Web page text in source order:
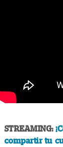
STREAMING:
compartir tu